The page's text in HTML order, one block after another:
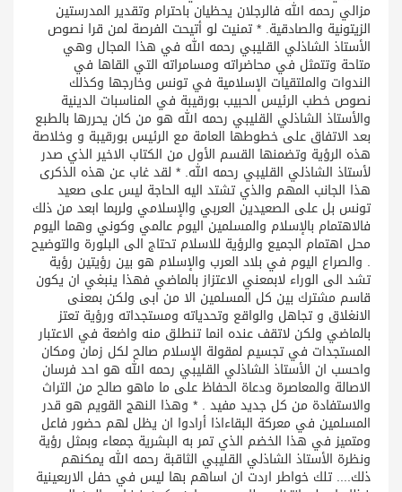
مزالي رحمه الله فالرجلان يحظيان باحترام وتقدير المدرستين
الزيتونية والصادقية. * تمنيت لو أتيحت الفرصة لمن قرا نصوص
الأستاذ الشاذلي القليبي رحمه الله في هذا المجال وهي
متاحة وتتمثل في محاضراته ومسامراته التي القاها في
الندوات والملتقيات الإسلامية في تونس وخارجها وكذلك
نصوص خطب الرئيس الحبيب بورقيبة في المناسبات الدينية
والأستاذ الشاذلي القليبي رحمه الله هو من كان يحررها بالطبع
بعد الاتفاق على خطوطها العامة مع الرئيس بورقيبة و وخلاصة
هذه الرؤية وتضمنها القسم الأول من الكتاب الاخير الذي صدر
لأستاذ الشاذلي القليبي رحمه الله. * لقد غاب عن هذه الذكرى
هذا الجانب المهم والذي تشتد اليه الحاجة ليس على صعيد
تونس بل على الصعيدين العربي والإسلامي ولربما ابعد من ذلك
فالاهتمام بالإسلام والمسلمين اليوم عالمي وكوني وهما اليوم
محل اهتمام الجميع والرؤية للاسلام تحتاج الى البلورة والتوضيح
. والصراع اليوم في بلاد العرب والإسلام هو بين رؤيتين رؤية
تشد الى الوراء لابمعني الاعتزاز بالماضي فهذا ينبغي ان يكون
قاسم مشترك بين كل المسلمين الا من ابى ولكن بمعنى
الانغلاق و تجاهل والواقع وتحدياته ومستجداته ورؤية تعتز
بالماضي ولكن لاتقف عنده انما تنطلق منه واضعة في الاعتبار
المستجدات في تجسيم لمقولة الإسلام صالح لكل زمان ومكان
واحسب ان الأستاذ الشاذلي القليبي رحمه الله هو احد فرسان
الاصالة والمعاصرة ودعاة الحفاظ على ما ماهو صالح من التراث
والاستفادة من كل جديد مفيد . * وهذا النهج القويم هو قدر
المسلمين في معركة البقاءاذا أرادوا ان يظل لهم حضور فاعل
ومتميز في هذا الخضم الذي تمر به البشرية جمعاء وبمثل رؤية
ونظرة الأستاذ الشاذلي القليبي الثاقبة رحمه الله يمكنهم
ذلك.... تلك خواطر اردت ان اساهم بها ليس في حفل الاربعينية